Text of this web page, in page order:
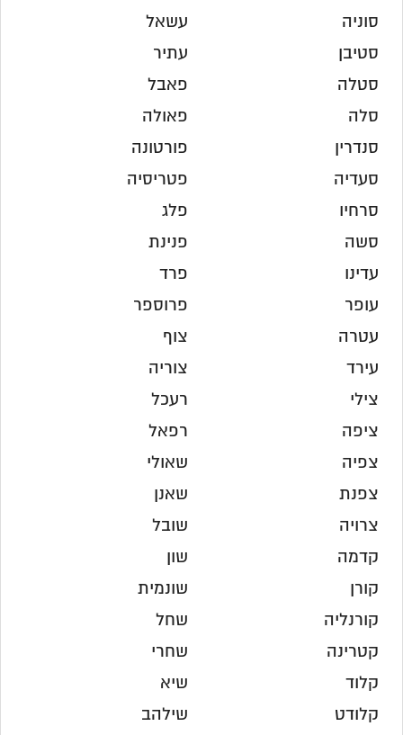
סוניה
סטיבן
סטלה
סלה
סנדרין
סעדיה
סרחיו
סשה
עדינו
עופר
עטרה
עירד
עשאל
עתיר
פאבל
פאולה
פורטונה
פטריסיה
פלג
פנינת
פרד
פרוספר
צוף
צוריה
צילי
ציפה
צפיה
צפנת
צרויה
קדמה
קורן
קורנליה
קטרינה
קלוד
קלודט
רעכל
רפאל
שאולי
שאנן
שובל
שון
שונמית
שחל
שחרי
שיא
שילהב